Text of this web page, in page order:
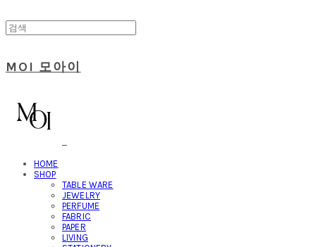
MOI 모아이
HOME
SHOP
TABLE WARE
JEWELRY
PERFUME
FABRIC
PAPER
LIVING